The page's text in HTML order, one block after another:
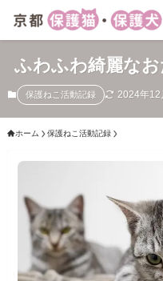
ふわふわ綺麗な
保護ねこ活動記録 2024年12
ホーム 保護ねこ活動記録